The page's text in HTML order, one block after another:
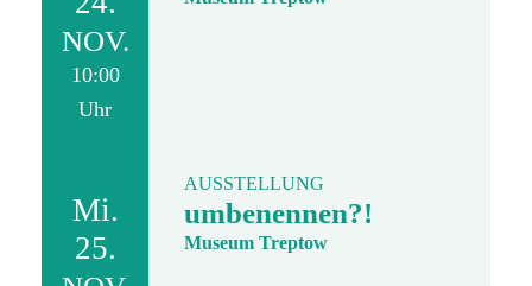
NOV.
10:00
Uhr
Mi.
25.
AUSSTELLUNG
umbenennen?!
Museum Treptow